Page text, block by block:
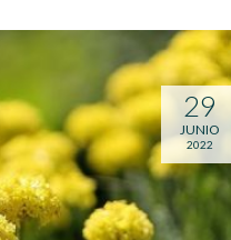
29
JUNIO
2022